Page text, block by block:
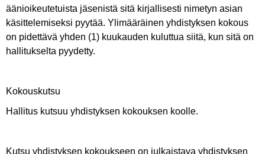
äänioikeutetuista jäsenistä sitä kirjallisesti nimetyn asian
käsittelemiseksi pyytää. Ylimääräinen yhdistyksen kokous
on pidettävä yhden (1) kuukauden kuluttua siitä, kun sitä on
hallitukselta pyydetty.
Kokouskutsu
Hallitus kutsuu yhdistyksen kokouksen koolle.
Kutsu yhdistyksen kokoukseen on julkaistava yhdistyksen